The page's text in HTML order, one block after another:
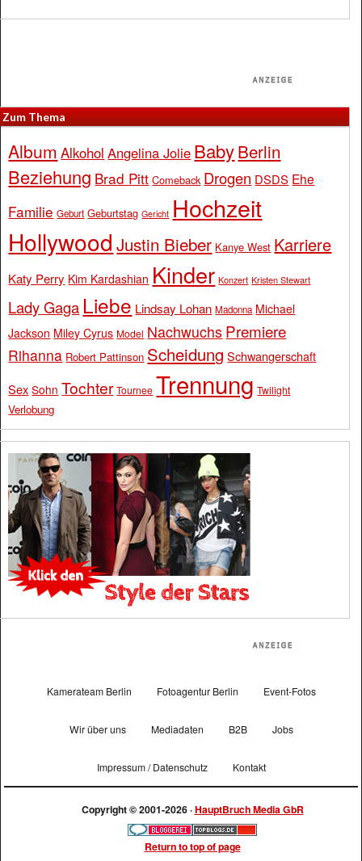
Zum Thema
Album Alkohol Angelina Jolie BabyBerlin
Beziehung Brad Pitt Comeback Drogen DSDS Ehe
Familie Geburt Geburtstag Gericht Hochzeit
Hollywood Justin Bieber Kanye West Karriere
Katy Perry Kim Kardashian Kinder Konzert Kristen Stewart
Lady Gaga Liebe Lindsay Lohan Madonna Michael
Jackson Miley Cyrus Model Nachwuchs Premiere
Rihanna Robert Pattinson Scheidung Schwangerschaft
Sex Sohn Tochter Tournee Trennung Twilight
Verlobung
Kamerateam Berlin Fotoagentur Berlin Event-Fotos
Wir über uns Mediadaten B2B Jobs
Impressum / Datenschutz Kontakt
Copyright © 2001-2026 ·HauptBruch Media GbR
Return to top of page